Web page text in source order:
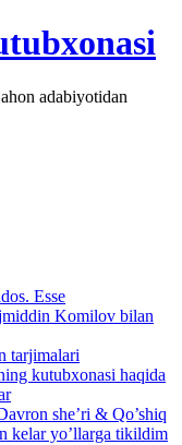
adabiyotidan
Esse
Komilov bilan
tarjimalari
kutubxonasi haqida
she’ri & Qo’shiq
kelar yo’llarga tikildim